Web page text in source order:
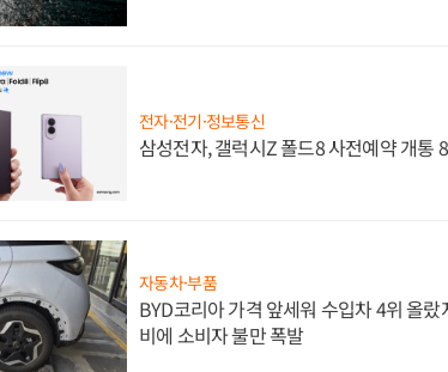
전자·전기·정보통신
삼성전자, 갤럭시Z 폴드8 사전예약 개통
자동차·부품
BYD코리아 가격 앞세워 수입차 4위 올랐
비에 소비자 불만 폭발